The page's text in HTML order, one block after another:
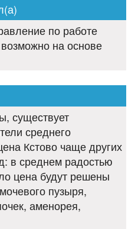
по работе
на основе
существует
среднего
Кстово чаще других
в среднем радостью
цена будут решены
пузыря,
аменорея,